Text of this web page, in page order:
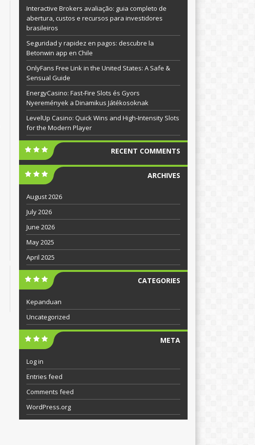
Interactive Brokers avaliação: guia completo de
abertura, custos e recursos para investidores
brasileiros
Seguridad y rapidez en pagos: descubre la
Betonwin app en Chile
OnlyFans Free Link in the United States: A Safe &
Sensual Guide
EnergyCasino: Fast‑Fire Slots és Gyors
Nyeremények a Dinamikus Játékosoknak
LevelUp Casino: Quick Wins and High‑Intensity Slots
for the Modern Player
RECENT COMMENTS
ARCHIVES
August 2026
July 2026
June 2026
May 2025
April 2025
CATEGORIES
Kepanduan
Uncategorized
META
Log in
Entries feed
Comments feed
WordPress.org